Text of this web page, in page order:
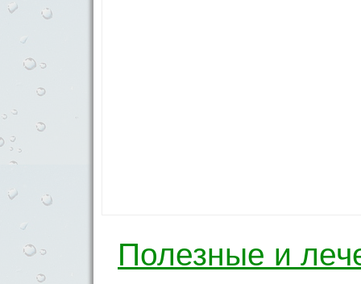
Навигация по
Полезные и